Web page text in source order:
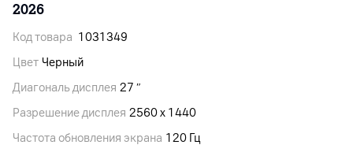
2026
Код товара 1031349
Цвет Черный
Диагональ дисплея 27 ″
Разрешение дисплея 2560 x 1440
Частота обновления экрана 120 Гц